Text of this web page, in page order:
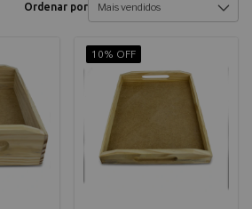
Ordenar por
10% OFF